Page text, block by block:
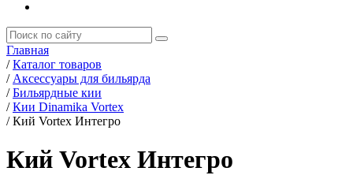
Главная
/ Каталог товаров
/ Аксессуары для бильярда
/ Бильярдные кии
/ Кии Dinamika Vortex
/ Кий Vortex Интегро
Кий Vortex Интегро